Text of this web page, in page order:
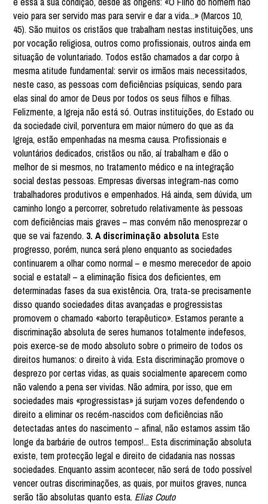
veio para ser servido mas para servir e dar a vida...» (Marcos 10,
45). São muitos os cristãos que trabalham nestas instituições, uns
por vocação religiosa, outros como profissionais, outros ainda em
situação de voluntariado. Todos estão chamados a dar corpo à
mesma atitude fundamental: servir os irmãos mais necessitados,
neste caso, as pessoas com deficiências psíquicas, sendo para
elas sinal do amor de Deus por todos os seus filhos e filhas.
Felizmente, a Igreja não está só. Outras instituições, do Estado ou
da sociedade civil, porventura em maior número do que as da
Igreja, estão empenhadas na mesma causa. Profissionais e
voluntários dedicados, cristãos ou não, aí trabalham e dão o
melhor de si mesmos, no tratamento médico e na integração
social destas pessoas. Empresas diversas integram-nas como
trabalhadores produtivos e empenhados. Há ainda, sem dúvida, um
caminho longo a percorrer, sobretudo relativamente às pessoas
com deficiências mais graves – mas convém não menosprezar o
que se vai fazendo. 3. A discriminação absoluta Este
progresso, porém, nunca será pleno enquanto as sociedades
continuarem a olhar como normal – e mesmo merecedor de apoio
social e estatal! – a eliminação física dos deficientes, em
determinadas fases da sua existência. Ora, trata-se precisamente
disso quando sociedades ditas avançadas e progressistas
promovem o chamado «aborto terapêutico». Estamos perante a
discriminação absoluta de seres humanos totalmente indefesos,
pois exerce-se de modo absoluto sobre o primeiro de todos os
direitos humanos: o direito à vida. Esta discriminação promove o
desprezo por certas vidas, as quais socialmente aparecem como
não valendo a pena ser vividas. Não admira, por isso, que em
sociedades mais «progressistas» já surjam vozes defendendo o
direito a eliminar os recém-nascidos com deficiências não
detectadas antes do nascimento – afinal, não estamos assim tão
longe da barbárie de outros tempos!... Esta discriminação absoluta
existe, tem protecção legal e direito de cidadania nas nossas
sociedades. Enquanto assim acontecer, não será de todo possível
vencer outras discriminações, as quais, por muitos graves, nunca
serão tão absolutas quanto esta. Elias Couto